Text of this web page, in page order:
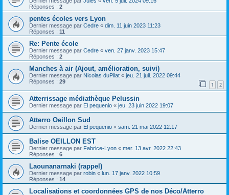
Réponses : 2
pentes écoles vers Lyon
Dernier message par Cedre « dim. 11 juin 2023 11:23
Réponses : 11
Re: Pente école
Dernier message par Cedre « ven. 27 janv. 2023 15:47
Réponses : 2
Manches à air (Ajout, amélioration, suivi)
Dernier message par Nicolas duPilat « jeu. 21 juil. 2022 09:44
Réponses : 29 1 2
Atterrissage médiathèque Pelussin
Dernier message par El pequenio « jeu. 23 juin 2022 19:07
Atterro Oeillon Sud
Dernier message par El pequenio « sam. 21 mai 2022 12:17
Balise OEILLON EST
Dernier message par Fabrice-Lyon « mer. 13 avr. 2022 22:43
Réponses : 6
Laounanarnaki (rappel)
Dernier message par robin « lun. 17 janv. 2022 10:59
Réponses : 14
Localisations et coordonnées GPS de nos Déco/Atterro